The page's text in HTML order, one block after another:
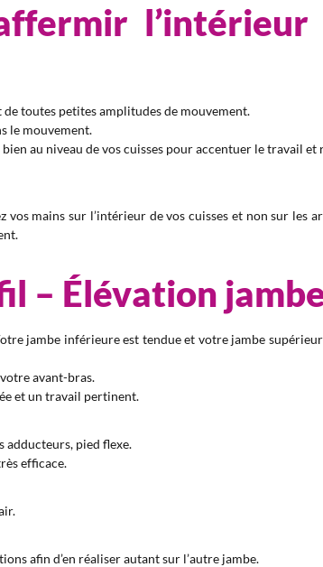
l’intérieur
toutes petites amplitudes de mouvement.
le mouvement.
au niveau de vos cuisses pour accentuer le travail
vos mains sur l’intérieur de vos cuisses et non sur les
– Élévation
jambe inférieure est tendue et votre jambe
avant-bras.
et un travail pertinent.
adducteurs, pied flexe.
efficace.
afin d’en réaliser autant sur l’autre jambe.